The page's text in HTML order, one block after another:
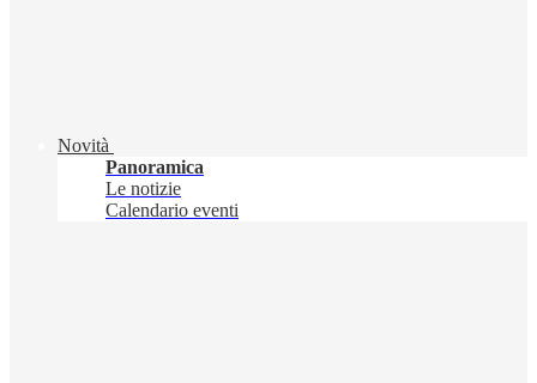
Novità
Panoramica
Le notizie
Calendario eventi